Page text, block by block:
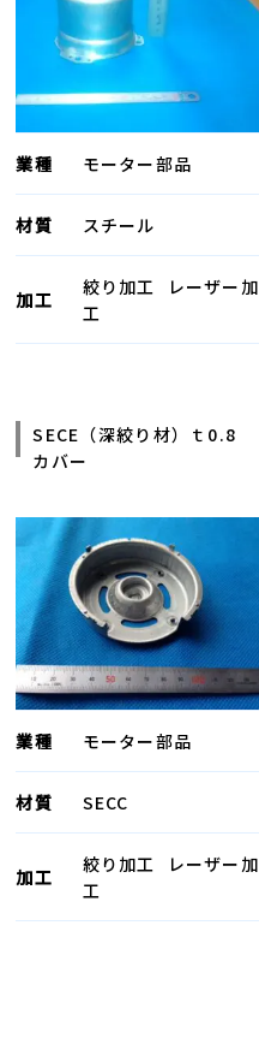
業種 モーター部品
材質 スチール
加工
絞り加工
レーザー加
工
SECE（深絞り材）ｔ0.8
カバー
業種 モーター部品
材質 SECC
加工
絞り加工
レーザー加
工